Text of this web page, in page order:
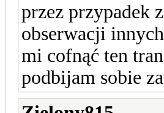
przez przypadek
obserwacji
mi cofnąć ten
podbijam sobie